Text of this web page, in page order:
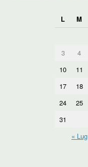
L
M
3
4
10
11
17
18
24
25
31
« Lug